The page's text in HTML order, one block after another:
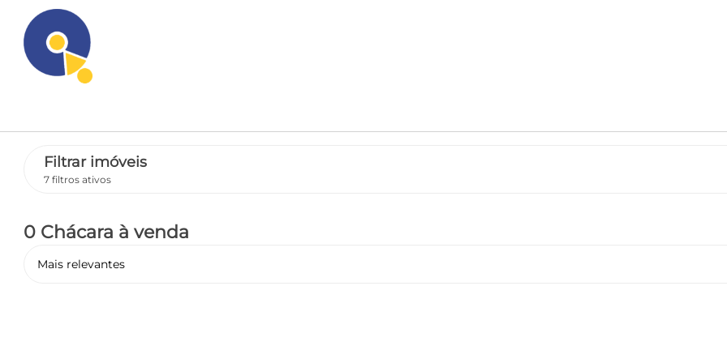
Filtrar imóveis
7 filtros ativos
0 Chácara à venda
Mais relevantes